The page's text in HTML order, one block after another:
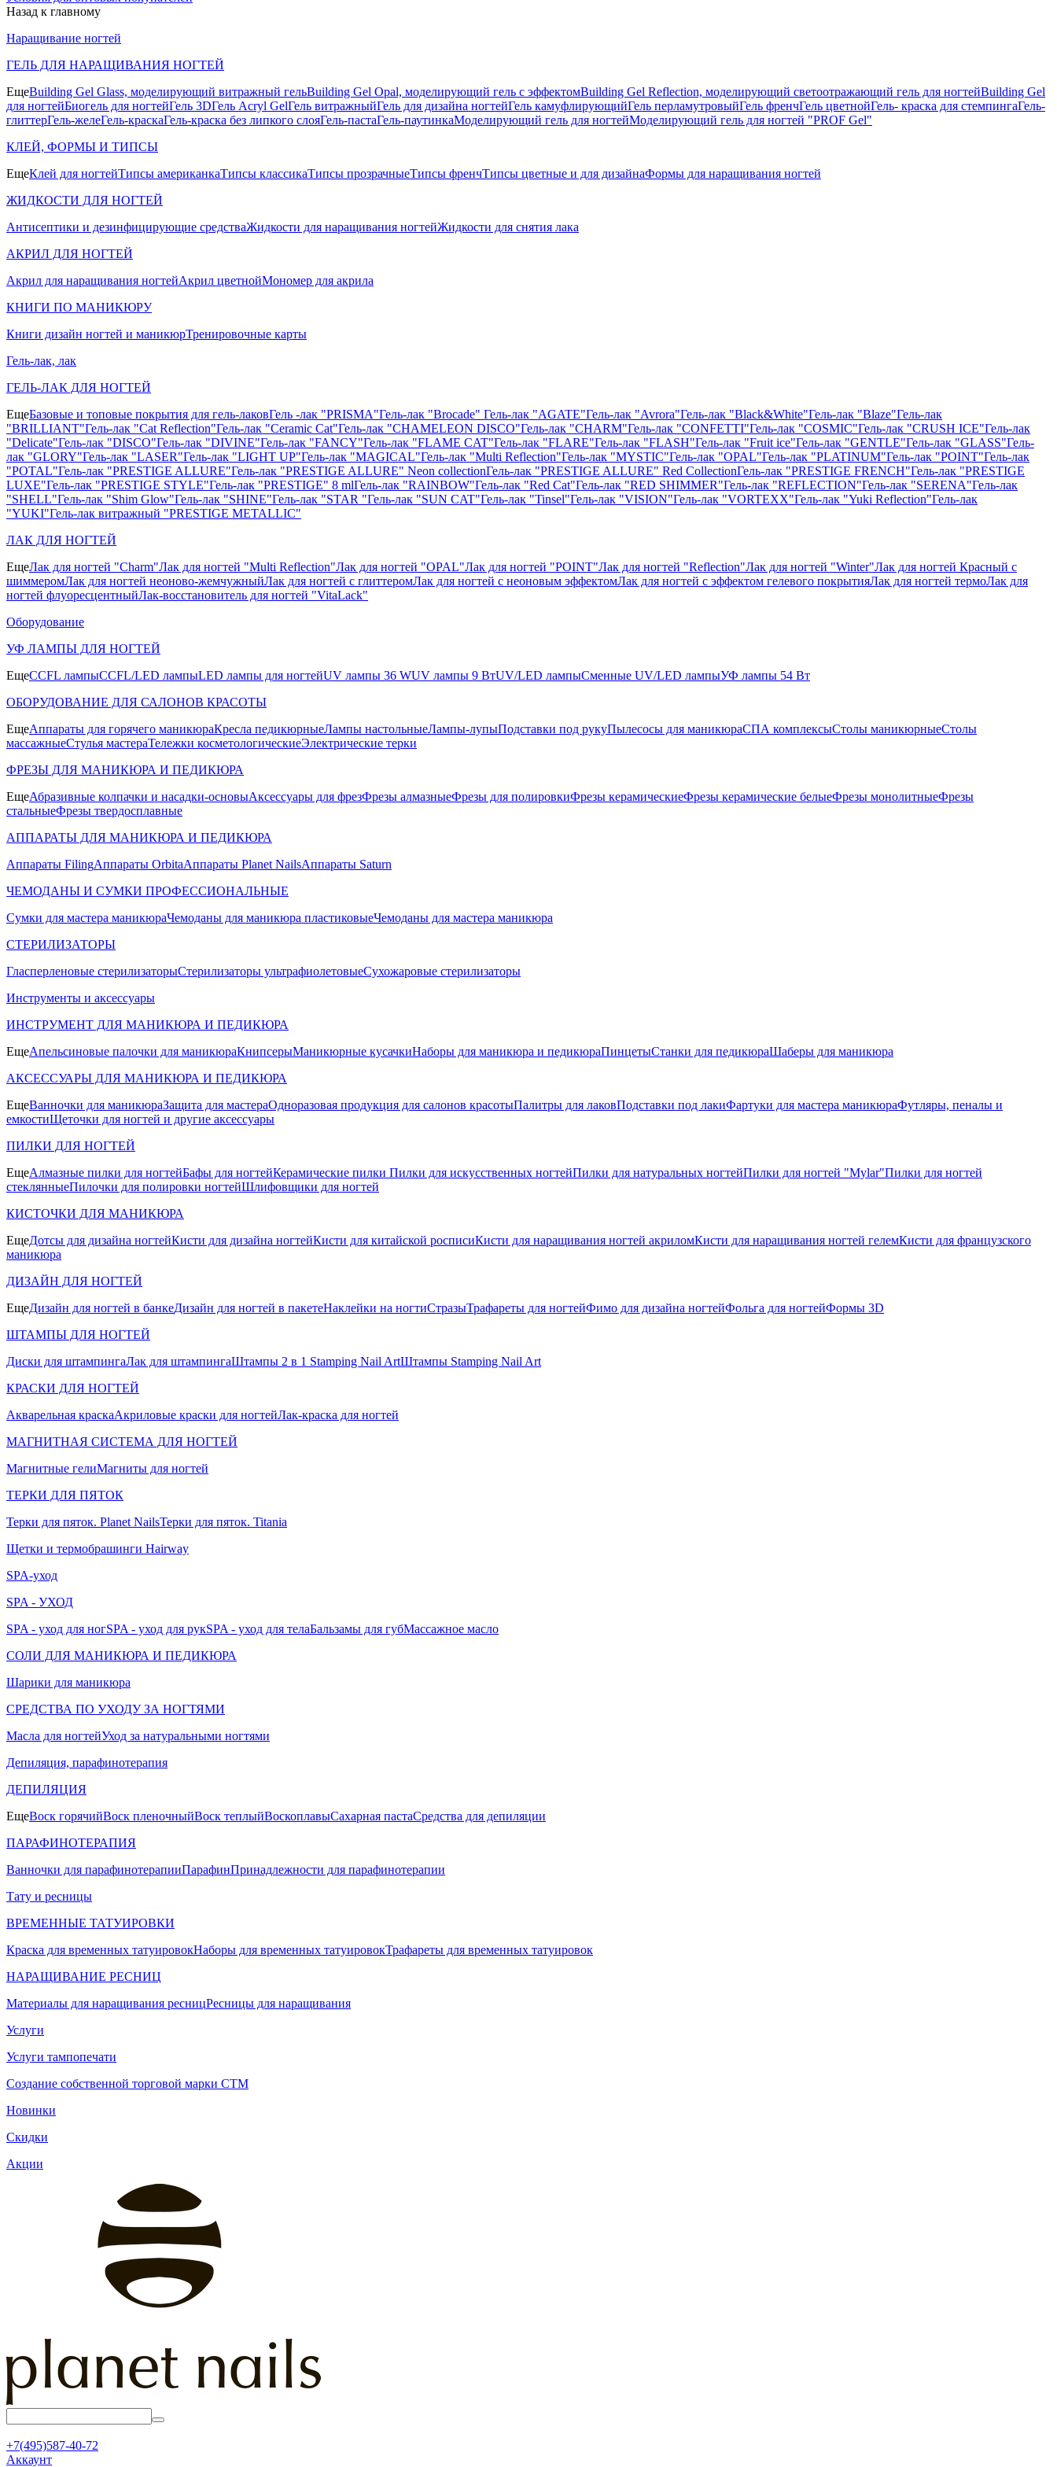
Назад к главному
Наращивание ногтей
ГЕЛЬ ДЛЯ НАРАЩИВАНИЯ НОГТЕЙ
ЕщеBuilding Gel Glass, моделирующий витражный гельBuilding Gel Opal, моделирующий гель с эффектомBuilding Gel Reflection, моделирующий светоотражающий гель для ногтейBuilding Gel
для ногтейБиогель для ногтейГель 3DГель Acryl GelГель витражныйГель для дизайна ногтейГель камуфлирующийГель перламутровыйГель френчГель цветнойГель- краска для стемпингаГель-
глиттерГель-желеГель-краскаГель-краска без липкого слояГель-пастаГель-паутинкаМоделирующий гель для ногтейМоделирующий гель для ногтей "PROF Gel"
КЛЕЙ, ФОРМЫ И ТИПСЫ
ЕщеКлей для ногтейТипсы американкаТипсы классикаТипсы прозрачныеТипсы френчТипсы цветные и для дизайнаФормы для наращивания ногтей
ЖИДКОСТИ ДЛЯ НОГТЕЙ
Антисептики и дезинфицирующие средстваЖидкости для наращивания ногтейЖидкости для снятия лака
АКРИЛ ДЛЯ НОГТЕЙ
Акрил для наращивания ногтейАкрил цветнойМономер для акрила
КНИГИ ПО МАНИКЮРУ
Книги дизайн ногтей и маникюрТренировочные карты
Гель-лак, лак
ГЕЛЬ-ЛАК ДЛЯ НОГТЕЙ
ЕщеБазовые и топовые покрытия для гель-лаковГель -лак "PRISMA"Гель-лак "Brocade" Гель-лак "AGATE"Гель-лак "Avrora"Гель-лак "Black&White"Гель-лак "Blaze"Гель-лак
"BRILLIANT"Гель-лак "Cat Reflection"Гель-лак "Ceramic Cat"Гель-лак "CHAMELEON DISCO"Гель-лак "CHARM"Гель-лак "CONFETTI"Гель-лак "COSMIC"Гель-лак "CRUSH ICE"Гель-лак
"Delicate"Гель-лак "DISCO"Гель-лак "DIVINE"Гель-лак "FANCY"Гель-лак "FLAME CAT"Гель-лак "FLARE"Гель-лак "FLASH"Гель-лак "Fruit ice"Гель-лак "GENTLE"Гель-лак "GLASS"Гель-
лак "GLORY"Гель-лак "LASER"Гель-лак "LIGHT UP"Гель-лак "MAGICAL"Гель-лак "Multi Reflection"Гель-лак "MYSTIC"Гель-лак "OPAL"Гель-лак "PLATINUM"Гель-лак "POINT"Гель-лак
"POTAL"Гель-лак "PRESTIGE ALLURE"Гель-лак "PRESTIGE ALLURE" Neon collectionГель-лак "PRESTIGE ALLURE" Red CollectionГель-лак "PRESTIGE FRENCH"Гель-лак "PRESTIGE
LUXE"Гель-лак "PRESTIGE STYLE"Гель-лак "PRESTIGE" 8 mlГель-лак "RAINBOW"Гель-лак "Red Cat"Гель-лак "RED SHIMMER"Гель-лак "REFLECTION"Гель-лак "SERENA"Гель-лак
"SHELL"Гель-лак "Shim Glow"Гель-лак "SHINE"Гель-лак "STAR "Гель-лак "SUN CAT"Гель-лак "Tinsel"Гель-лак "VISION"Гель-лак "VORTEXX"Гель-лак "Yuki Reflection"Гель-лак
"YUKI"Гель-лак витражный "PRESTIGE METALLIC"
ЛАК ДЛЯ НОГТЕЙ
ЕщеЛак для ногтей "Charm"Лак для ногтей "Multi Reflection"Лак для ногтей "OPAL"Лак для ногтей "POINT"Лак для ногтей "Reflection"Лак для ногтей "Winter"Лак для ногтей Красный с
шиммеромЛак для ногтей неоново-жемчужныйЛак для ногтей с глиттеромЛак для ногтей с неоновым эффектомЛак для ногтей с эффектом гелевого покрытияЛак для ногтей термоЛак для
ногтей флуоресцентныйЛак-восстановитель для ногтей "VitaLack"
Оборудование
УФ ЛАМПЫ ДЛЯ НОГТЕЙ
ЕщеCCFL лампыCCFL/LED лампыLED лампы для ногтейUV лампы 36 WUV лампы 9 ВтUV/LED лампыСменные UV/LED лампыУФ лампы 54 Вт
ОБОРУДОВАНИЕ ДЛЯ САЛОНОВ КРАСОТЫ
ЕщеАппараты для горячего маникюраКресла педикюрныеЛампы настольныеЛампы-лупыПодставки под рукуПылесосы для маникюраСПА комплексыСтолы маникюрныеСтолы
массажныеСтулья мастераТележки косметологическиеЭлектрические терки
ФРЕЗЫ ДЛЯ МАНИКЮРА И ПЕДИКЮРА
ЕщеАбразивные колпачки и насадки-основыАксессуары для фрезФрезы алмазныеФрезы для полировкиФрезы керамическиеФрезы керамические белыеФрезы монолитныеФрезы
стальныеФрезы твердосплавные
АППАРАТЫ ДЛЯ МАНИКЮРА И ПЕДИКЮРА
Аппараты FilingАппараты OrbitaАппараты Planet NailsАппараты Saturn
ЧЕМОДАНЫ И СУМКИ ПРОФЕССИОНАЛЬНЫЕ
Сумки для мастера маникюраЧемоданы для маникюра пластиковыеЧемоданы для мастера маникюра
СТЕРИЛИЗАТОРЫ
Гласперленовые стерилизаторыСтерилизаторы ультрафиолетовыеСухожаровые стерилизаторы
Инструменты и аксессуары
ИНСТРУМЕНТ ДЛЯ МАНИКЮРА И ПЕДИКЮРА
ЕщеАпельсиновые палочки для маникюраКнипсерыМаникюрные кусачкиНаборы для маникюра и педикюраПинцетыСтанки для педикюраШаберы для маникюра
АКСЕССУАРЫ ДЛЯ МАНИКЮРА И ПЕДИКЮРА
ЕщеВанночки для маникюраЗащита для мастераОдноразовая продукция для салонов красотыПалитры для лаковПодставки под лакиФартуки для мастера маникюраФутляры, пеналы и
емкостиЩеточки для ногтей и другие аксессуары
ПИЛКИ ДЛЯ НОГТЕЙ
ЕщеАлмазные пилки для ногтейБафы для ногтейКерамические пилки Пилки для искусственных ногтейПилки для натуральных ногтейПилки для ногтей "Mylar"Пилки для ногтей
стеклянныеПилочки для полировки ногтейШлифовщики для ногтей
КИСТОЧКИ ДЛЯ МАНИКЮРА
ЕщеДотсы для дизайна ногтейКисти для дизайна ногтейКисти для китайской росписиКисти для наращивания ногтей акриломКисти для наращивания ногтей гелемКисти для французского
маникюра
ДИЗАЙН ДЛЯ НОГТЕЙ
ЕщеДизайн для ногтей в банкеДизайн для ногтей в пакетеНаклейки на ногтиСтразыТрафареты для ногтейФимо для дизайна ногтейФольга для ногтейФормы 3D
ШТАМПЫ ДЛЯ НОГТЕЙ
Диски для штампингаЛак для штампингаШтампы 2 в 1 Stamping Nail ArtШтампы Stamping Nail Art
КРАСКИ ДЛЯ НОГТЕЙ
Акварельная краскаАкриловые краски для ногтейЛак-краска для ногтей
МАГНИТНАЯ СИСТЕМА ДЛЯ НОГТЕЙ
Магнитные гелиМагниты для ногтей
ТЕРКИ ДЛЯ ПЯТОК
Терки для пяток. Planet NailsТерки для пяток. Titania
Щетки и термобрашинги Hairway
SPA-уход
SPA - УХОД
SPA - уход для ногSPA - уход для рукSPA - уход для телаБальзамы для губМассажное масло
СОЛИ ДЛЯ МАНИКЮРА И ПЕДИКЮРА
Шарики для маникюра
СРЕДСТВА ПО УХОДУ ЗА НОГТЯМИ
Масла для ногтейУход за натуральными ногтями
Депиляция, парафинотерапия
ДЕПИЛЯЦИЯ
ЕщеВоск горячийВоск пленочныйВоск теплыйВоскоплавыСахарная пастаСредства для депиляции
ПАРАФИНОТЕРАПИЯ
Ванночки для парафинотерапииПарафинПринадлежности для парафинотерапии
Тату и ресницы
ВРЕМЕННЫЕ ТАТУИРОВКИ
Краска для временных татуировокНаборы для временных татуировокТрафареты для временных татуировок
НАРАЩИВАНИЕ РЕСНИЦ
Материалы для наращивания ресницРесницы для наращивания
Услуги
Услуги тампопечати
Создание собственной торговой марки СТМ
Новинки
Скидки
Акции
+7(495)587-40-72
Аккаунт